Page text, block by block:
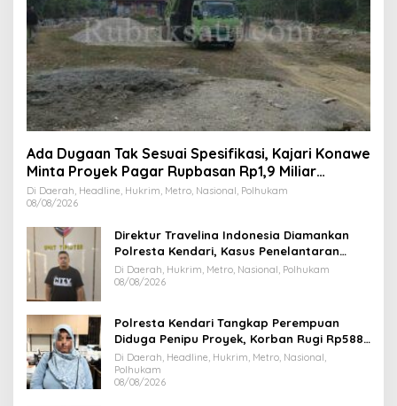
Ada Dugaan Tak Sesuai Spesifikasi, Kajari Konawe
Minta Proyek Pagar Rupbasan Rp1,9 Miliar
Dihentikan
Di Daerah, Headline, Hukrim, Metro, Nasional, Polhukam
08/08/2026
Direktur Travelina Indonesia Diamankan
Polresta Kendari, Kasus Penelantaran
Jemaah Umrah Masuk Babak Baru
Di Daerah, Hukrim, Metro, Nasional, Polhukam
08/08/2026
Polresta Kendari Tangkap Perempuan
Diduga Penipu Proyek, Korban Rugi Rp588,1
Juta
Di Daerah, Headline, Hukrim, Metro, Nasional,
Polhukam
08/08/2026